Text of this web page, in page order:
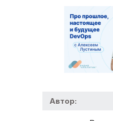
Автор: